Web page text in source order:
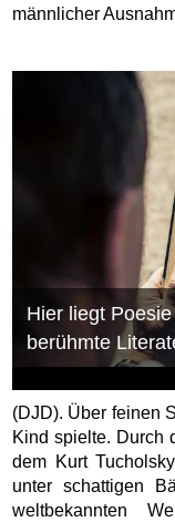
männlicher
Hier liegt
berühmte
(DJD). Über feinen
Kind spielte. Durch
dem Kurt
unter schattigen
weltbekannten